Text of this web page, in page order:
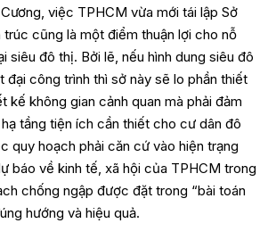
việc TPHCM vừa mới tái lập Sở
trúc cũng là một điểm thuận lợi cho nỗ
siêu đô thị. Bởi lẽ, nếu hình dung siêu đô
đại công trình thì sở này sẽ lo phần thiết
kế không gian cảnh quan mà phải đảm
tầng tiện ích cần thiết cho cư dân đô
quy hoạch phải căn cứ vào hiện trạng
báo về kinh tế, xã hội của TPHCM trong
chống ngập được đặt trong “bài toán
hướng và hiệu quả.